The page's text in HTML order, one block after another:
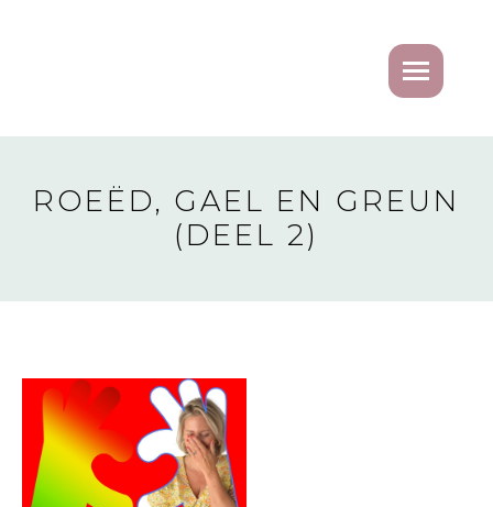
ROEËD, GAEL EN GREUN
(DEEL 2)